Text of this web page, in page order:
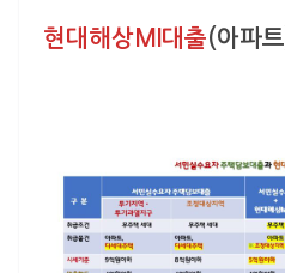
현대해상MI대출(아파